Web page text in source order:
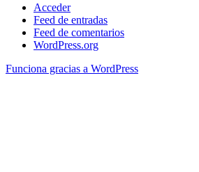
Acceder
Feed de entradas
Feed de comentarios
WordPress.org
Funciona gracias a WordPress